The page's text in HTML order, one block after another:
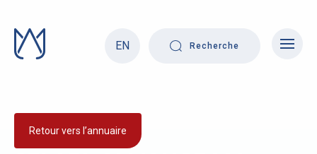
content
EN
Recherche
Retour vers l’annuaire